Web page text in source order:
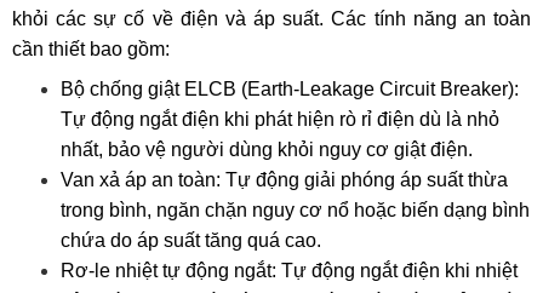
khỏi các sự cố về điện và áp suất. Các tính năng an toàn
cần thiết bao gồm:
Bộ chống giật ELCB (Earth-Leakage Circuit Breaker):
Tự động ngắt điện khi phát hiện rò rỉ điện dù là nhỏ
nhất, bảo vệ người dùng khỏi nguy cơ giật điện.
Van xả áp an toàn: Tự động giải phóng áp suất thừa
trong bình, ngăn chặn nguy cơ nổ hoặc biến dạng bình
chứa do áp suất tăng quá cao.
Rơ-le nhiệt tự động ngắt: Tự động ngắt điện khi nhiệt